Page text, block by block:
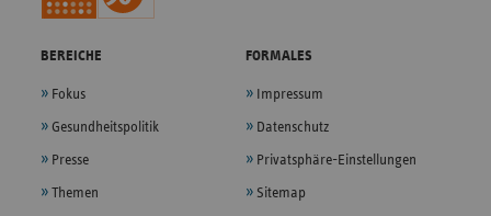
BEREICHE
Fokus
Gesundheitspolitik
Presse
Themen
FORMALES
Impressum
Datenschutz
Privatsphäre-Einstellungen
Sitemap